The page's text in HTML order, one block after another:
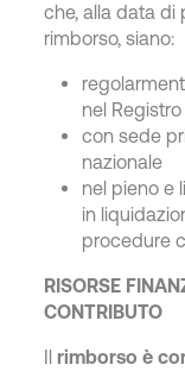
che, alla data di
rimborso, siano:
nel
con sede
nazionale
nel pieno e
in
procedure
RISORSE
CONTRIBUTO
Ilrimborso è